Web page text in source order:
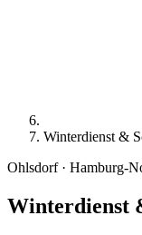
Winterdienst &
Ohlsdorf · Hamburg-
Winterdienst